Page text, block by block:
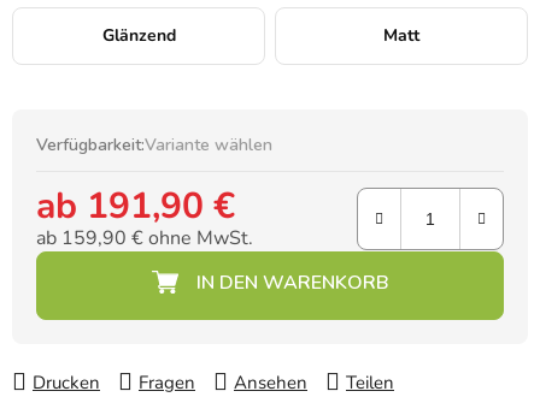
Glänzend Matt
Verfügbarkeit:Variante wählen
ab 191,90 €
ab 159,90 €ohne MwSt.
Drucken Fragen Ansehen Teilen